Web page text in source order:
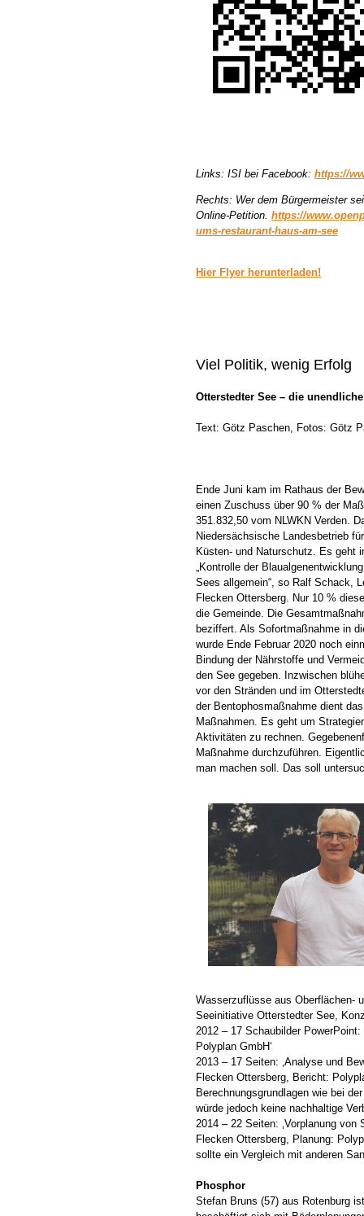
Links: ISI bei Facebook: https://
Rechts: Wer dem Bürgermeister
Online-Petition. https://
ums-restaurant-haus-am-see
Hier Flyer herunterladen!
Viel Politik, wenig Erfolg
Otterstedter See – die
Text: Götz Paschen, Fotos: Götz
Ende Juni kam im Rathaus der
einen Zuschuss über 90 % der
351.832,50 vom NLWKN Verden.
Niedersächsische Landesbetrieb
Küsten- und Naturschutz. Es geht
„Kontrolle der
Sees allgemein“, so Ralf Schack,
Flecken Ottersberg. Nur 10 %
die Gemeinde. Die
beziffert. Als Sofortmaßnahme in
wurde Ende Februar 2020 noch
Bindung der Nährstoffe und
den See gegeben. Inzwischen
vor den Stränden und im
der Bentophosmaßnahme dient
Maßnahmen. Es geht um
Aktivitäten zu rechnen.
Maßnahme durchzuführen.
man machen soll. Das soll
Wasserzuflüsse aus Oberflächen-
Seeinitiative Otterstedter See,
2012 – 17 Schaubilder
Polyplan GmbH‘
2013 – 17 Seiten: ‚Analyse und
Flecken Ottersberg, Bericht:
Berechnungsgrundlagen wie bei
würde jedoch keine nachhaltige
2014 – 22 Seiten: ‚Vorplanung
Flecken Ottersberg, Planung:
sollte ein Vergleich mit anderen
Phosphor
Stefan Bruns (57) aus Rotenburg